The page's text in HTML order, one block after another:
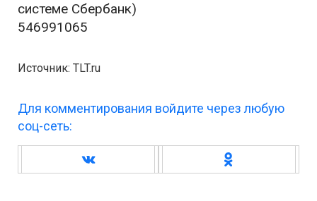
системе Сбербанк)
546991065
Источник: TLT.ru
Для комментирования войдите через любую
соц-сеть: